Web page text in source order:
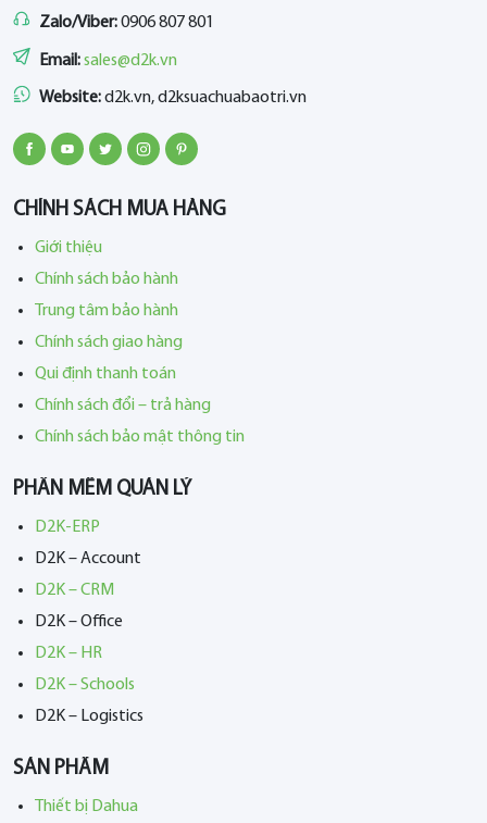
Zalo/Viber:0906 807 801
Email:sales@d2k.vn
Website:d2k.vn, d2ksuachuabaotri.vn
CHÍNH SÁCH MUA HÀNG
Giới thiệu
Chính sách bảo hành
Trung tâm bảo hành
Chính sách giao hàng
Qui định thanh toán
Chính sách đổi – trả hàng
Chính sách bảo mật thông tin
PHẦN MỀM QUẢN LÝ
D2K-ERP
D2K – Account
D2K – CRM
D2K – Office
D2K – HR
D2K – Schools
D2K – Logistics
SẢN PHẨM
Thiết bị Dahua